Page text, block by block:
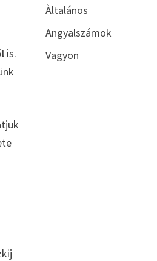
is.
Àltalános
Angyalszámok
Vagyon